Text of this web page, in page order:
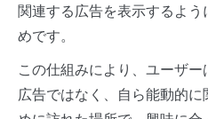
関連する広告を表示するよ
めです。
この仕組みにより、ユーザ
広告ではなく、自ら能動的